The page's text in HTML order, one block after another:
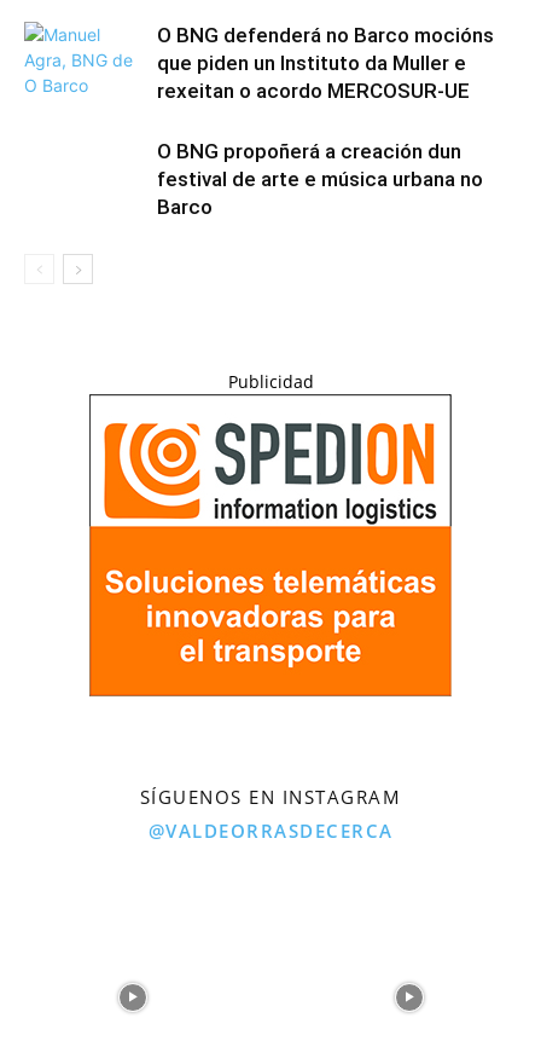
O BNG defenderá no Barco mocións
que piden un Instituto da Muller e
rexeitan o acordo MERCOSUR-UE
O BNG propoñerá a creación dun
festival de arte e música urbana no
Barco
Publicidad
SÍGUENOS EN INSTAGRAM
@VALDEORRASDECERCA